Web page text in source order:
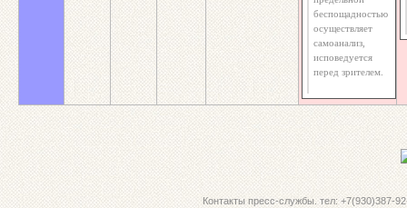
беспощадностью
осуществляет
самоанализ,
исповедуется
перед зрителем.
Контакты пресс-службы. тел: +7(930)387-